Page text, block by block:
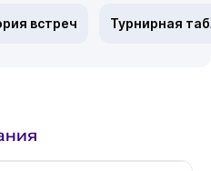
встреч Турнирная